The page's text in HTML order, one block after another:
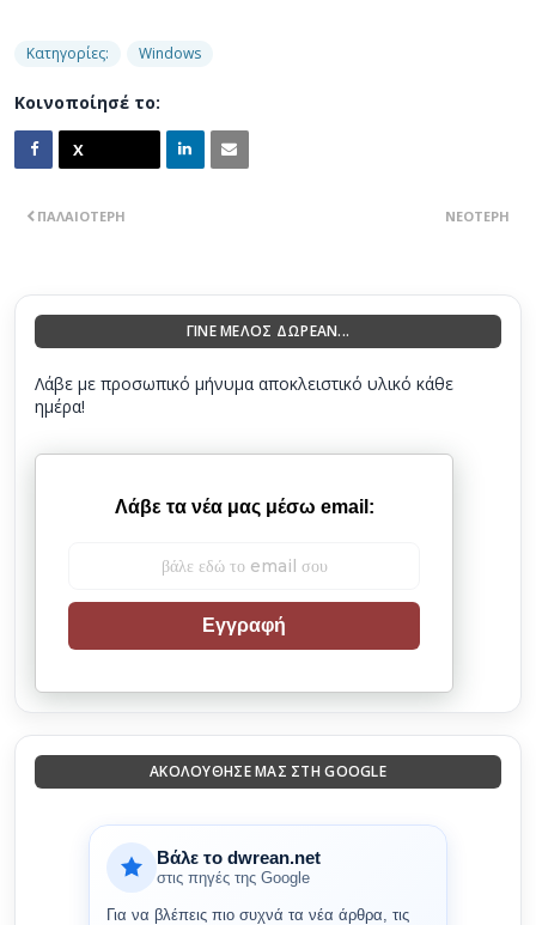
Κατηγορίες: Windows
Κοινοποίησέ το:
ΝΕΌΤΕΡΗ
ΠΑΛΑΙΌΤΕΡΗ
ΓΙΝΕ ΜΕΛΟΣ ΔΩΡΕΑΝ...
Λάβε με προσωπικό μήνυμα αποκλειστικό υλικό κάθε
ημέρα!
Λάβε τα νέα μας μέσω email:
Εγγραφή
ΑΚΟΛΟΎΘΗΣΈ ΜΑΣ ΣΤΗ GOOGLE
Βάλε το dwrean.net
στις πηγές της Google
Για να βλέπεις πιο συχνά τα νέα άρθρα, τις